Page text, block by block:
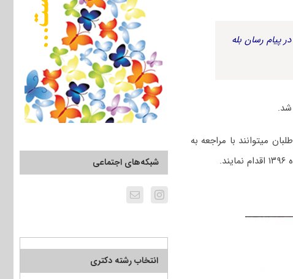
پیام رسان بله
به گزارش پی اچ دی تست، دفترچه سؤالات و پاسخنامه آزمون فوق به شرح زیر است. داوطلبان می‎توانند با مراجعه به
شبکه‌های اجتماعی
انتخاب رشته دکتری